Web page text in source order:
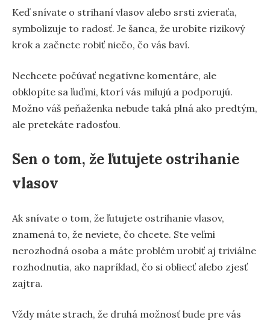
Keď snívate o strihaní vlasov alebo srsti zvieraťa,
symbolizuje to radosť. Je šanca, že urobíte rizikový
krok a začnete robiť niečo, čo vás baví.
Nechcete počúvať negatívne komentáre, ale
obklopíte sa ľuďmi, ktorí vás milujú a podporujú.
Možno váš peňaženka nebude taká plná ako predtým,
ale pretekáte radosťou.
Sen o tom, že ľutujete ostrihanie
vlasov
Ak snívate o tom, že ľutujete ostrihanie vlasov,
znamená to, že neviete, čo chcete. Ste veľmi
nerozhodná osoba a máte problém urobiť aj triviálne
rozhodnutia, ako napríklad, čo si obliecť alebo zjesť
zajtra.
Vždy máte strach, že druhá možnosť bude pre vás